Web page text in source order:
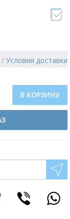
/ Условия доставки
В КОРЗИНУ